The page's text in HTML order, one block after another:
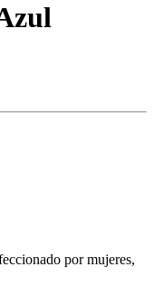
por mujeres,